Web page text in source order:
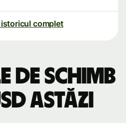
complet
de schimb
astăzi